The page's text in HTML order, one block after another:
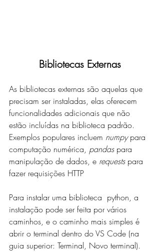
Bibliotecas Externas
As bibliotecas externas são aquelas que
precisam ser instaladas, elas oferecem
funcionalidades adicionais que não
estão incluídas na biblioteca padrão.
Exemplos populares incluem numpy para
computação numérica, pandas para
manipulação de dados, e requests para
fazer requisições HTTP
Para instalar uma biblioteca  python, a
instalação pode ser feita por vários
caminhos, e o caminho mais simples é
abrir o terminal dentro do VS Code (na
guia superior: Terminal, Novo terminal).